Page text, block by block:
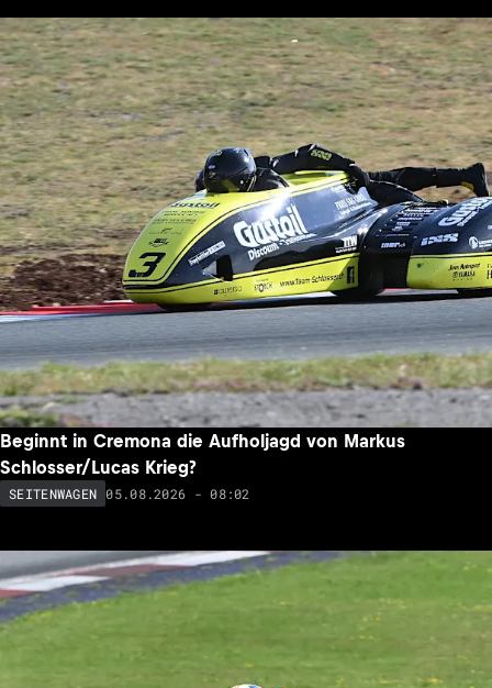
Beginnt in Cremona die Aufholjagd von Markus
Schlosser/Lucas Krieg?
SEITENWAGEN 05.08.2026 - 08:02